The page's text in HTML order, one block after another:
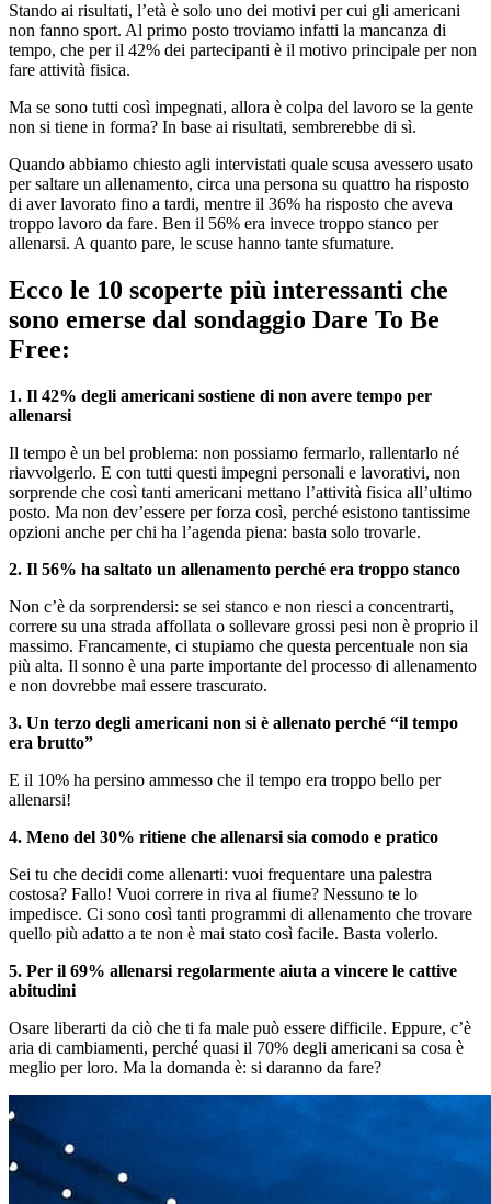
Stando ai risultati, l’età è solo uno dei motivi per cui gli americani
non fanno sport. Al primo posto troviamo infatti la mancanza di
tempo, che per il 42% dei partecipanti è il motivo principale per non
fare attività fisica.
Ma se sono tutti così impegnati, allora è colpa del lavoro se la gente
non si tiene in forma? In base ai risultati, sembrerebbe di sì.
Quando abbiamo chiesto agli intervistati quale scusa avessero usato
per saltare un allenamento, circa una persona su quattro ha risposto
di aver lavorato fino a tardi, mentre il 36% ha risposto che aveva
troppo lavoro da fare. Ben il 56% era invece troppo stanco per
allenarsi. A quanto pare, le scuse hanno tante sfumature.
Ecco le 10 scoperte più interessanti che
sono emerse dal sondaggio Dare To Be
Free:
1. Il 42% degli americani sostiene di non avere tempo per
allenarsi
Il tempo è un bel problema: non possiamo fermarlo, rallentarlo né
riavvolgerlo. E con tutti questi impegni personali e lavorativi, non
sorprende che così tanti americani mettano l’attività fisica all’ultimo
posto. Ma non dev’essere per forza così, perché esistono tantissime
opzioni anche per chi ha l’agenda piena: basta solo trovarle.
2. Il 56% ha saltato un allenamento perché era troppo stanco
Non c’è da sorprendersi: se sei stanco e non riesci a concentrarti,
correre su una strada affollata o sollevare grossi pesi non è proprio il
massimo. Francamente, ci stupiamo che questa percentuale non sia
più alta. Il sonno è una parte importante del processo di allenamento
e non dovrebbe mai essere trascurato.
3. Un terzo degli americani non si è allenato perché “il tempo
era brutto”
E il 10% ha persino ammesso che il tempo era troppo bello per
allenarsi!
4. Meno del 30% ritiene che allenarsi sia comodo e pratico
Sei tu che decidi come allenarti: vuoi frequentare una palestra
costosa? Fallo! Vuoi correre in riva al fiume? Nessuno te lo
impedisce. Ci sono così tanti programmi di allenamento che trovare
quello più adatto a te non è mai stato così facile. Basta volerlo.
5. Per il 69% allenarsi regolarmente aiuta a vincere le cattive
abitudini
Osare liberarti da ciò che ti fa male può essere difficile. Eppure, c’è
aria di cambiamenti, perché quasi il 70% degli americani sa cosa è
meglio per loro. Ma la domanda è: si daranno da fare?